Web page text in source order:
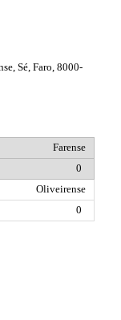
Sé, Faro, 8000-
Farense
0
Oliveirense
0